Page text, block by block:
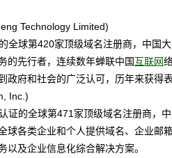
Technology Limited)
球第420家顶级域名注册商，中国大
的先行者，连续数年蝉联中国互联网
政府和社会的广泛认可，历年来获得
Inc.)
的全球第471家顶级域名注册商，中
球各类企业和个人提供域名、企业邮
以及企业信息化综合解决方案。